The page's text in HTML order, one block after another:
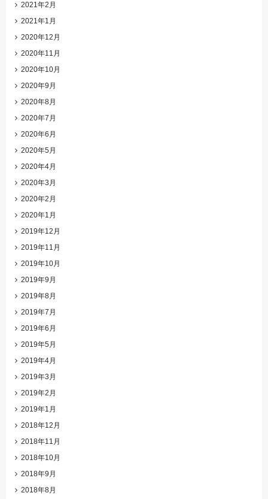
2021年2月
2021年1月
2020年12月
2020年11月
2020年10月
2020年9月
2020年8月
2020年7月
2020年6月
2020年5月
2020年4月
2020年3月
2020年2月
2020年1月
2019年12月
2019年11月
2019年10月
2019年9月
2019年8月
2019年7月
2019年6月
2019年5月
2019年4月
2019年3月
2019年2月
2019年1月
2018年12月
2018年11月
2018年10月
2018年9月
2018年8月